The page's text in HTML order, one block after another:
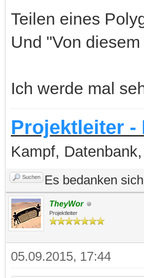
Teilen eines
Und "Von
Ich werde mal
Projektleiter -
Kampf,
Suchen Es bedanken
TheyWor
Projektleiter
05.09.2015, 17:44